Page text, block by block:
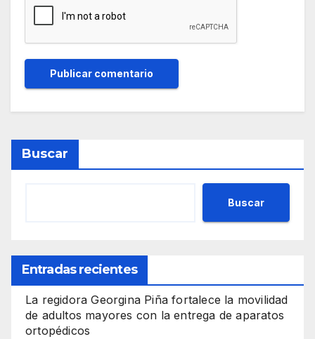
Buscar
Buscar
Entradas recientes
La regidora Georgina Piña fortalece la movilidad
de adultos mayores con la entrega de aparatos
ortopédicos